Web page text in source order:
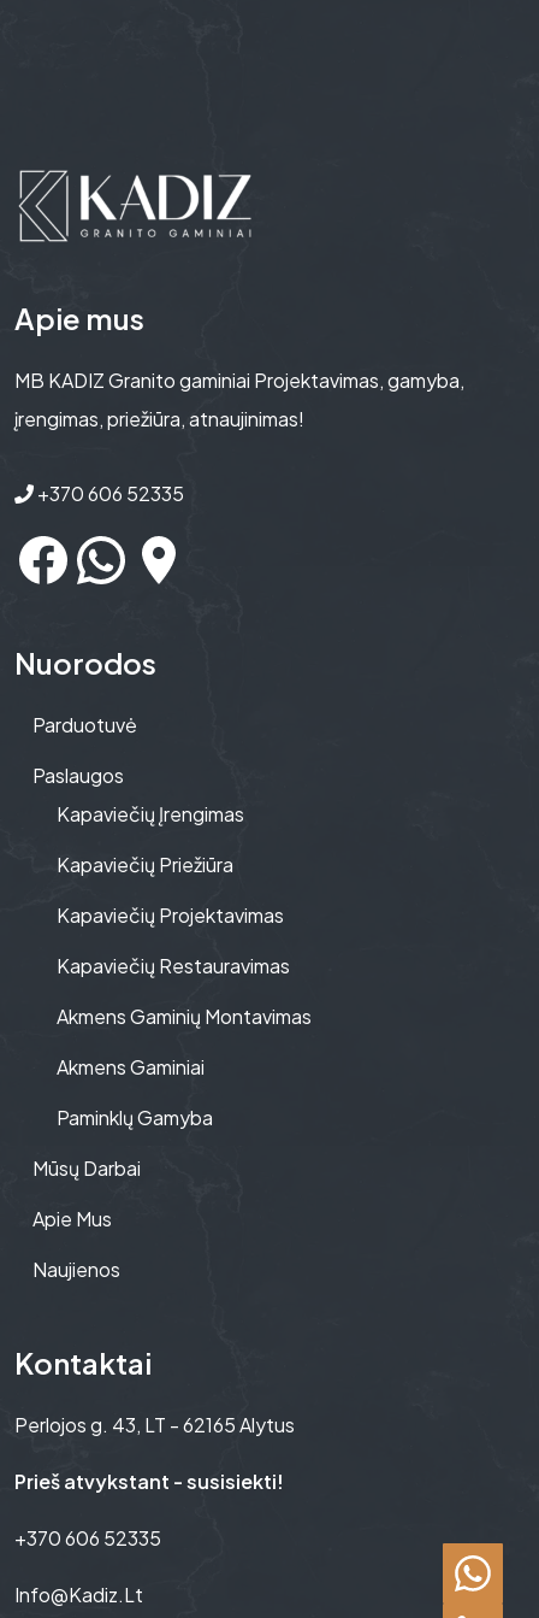
Apie mus
MB KADIZ Granito gaminiai Projektavimas, gamyba,
įrengimas, priežiūra, atnaujinimas!
+370 606 52335
Nuorodos
Parduotuvė
Paslaugos
Kapaviečių Įrengimas
Kapaviečių Priežiūra
Kapaviečių Projektavimas
Kapaviečių Restauravimas
Akmens Gaminių Montavimas
Akmens Gaminiai
Paminklų Gamyba
Mūsų Darbai
Apie Mus
Naujienos
Kontaktai
Perlojos g. 43, LT - 62165 Alytus
Prieš atvykstant - susisiekti!
+370 606 52335
Info@kadiz.lt